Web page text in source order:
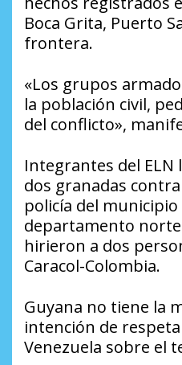
Boca Grita, Puerto
frontera.
«Los grupos
la población civil,
del conflicto»,
Integrantes del
dos granadas
policía del
departamento
hirieron a dos
Caracol-Colombia.
Guyana no tiene la
intención de
Venezuela sobre el